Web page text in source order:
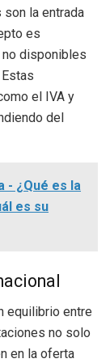
la entrada
es
disponibles
el IVA y
del
- ¿Qué es la
es su
equilibrio entre
no solo
en la oferta